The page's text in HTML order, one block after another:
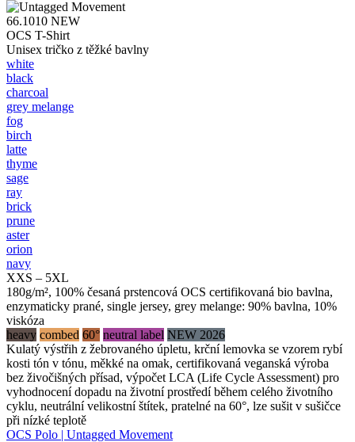
66.1010 NEW
OCS T-Shirt
Unisex tričko z těžké bavlny
white
black
charcoal
grey melange
fog
birch
latte
thyme
sage
ray
brick
prune
aster
orion
navy
XXS – 5XL
180g/m², 100% česaná prstencová OCS certifikovaná bio bavlna,
enzymaticky prané, single jersey, grey melange: 90% bavlna, 10%
viskóza
heavy combed 60° neutral label NEW 2026
Kulatý výstřih z žebrovaného úpletu, krční lemovka se vzorem rybí
kosti tón v tónu, měkké na omak, certifikovaná veganská výroba
bez živočišných přísad, výpočet LCA (Life Cycle Assessment) pro
vyhodnocení dopadu na životní prostředí během celého životního
cyklu, neutrální velikostní štítek, pratelné na 60°, lze sušit v sušičce
při nízké teplotě
OCS Polo | Untagged Movement